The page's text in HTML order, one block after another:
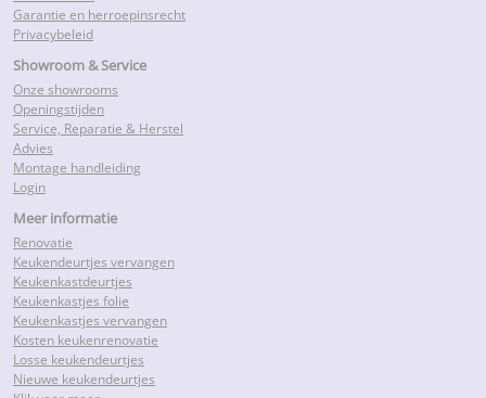
Garantie en herroepinsrecht
Privacybeleid
Showroom & Service
Onze showrooms
Openingstijden
Service, Reparatie & Herstel
Advies
Montage handleiding
Login
Meer informatie
Renovatie
Keukendeurtjes vervangen
Keukenkastdeurtjes
Keukenkastjes folie
Keukenkastjes vervangen
Kosten keukenrenovatie
Losse keukendeurtjes
Nieuwe keukendeurtjes